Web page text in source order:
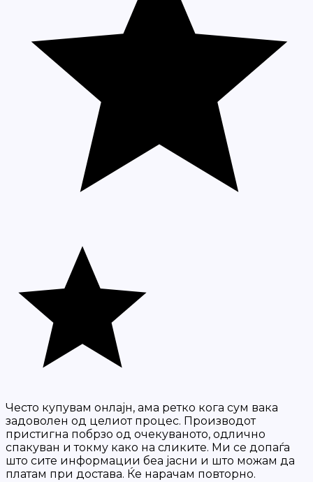
Често купувам онлајн, ама ретко кога сум вака
задоволен од целиот процес. Производот
пристигна побрзо од очекуваното, одлично
спакуван и токму како на сликите. Ми се допаѓа
што сите информации беа јасни и што можам да
платам при достава. Ќе нарачам повторно.